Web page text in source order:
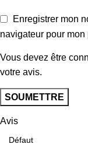
Avis
Enregistrer mon
navigateur pour
Vous devez être
votre avis.